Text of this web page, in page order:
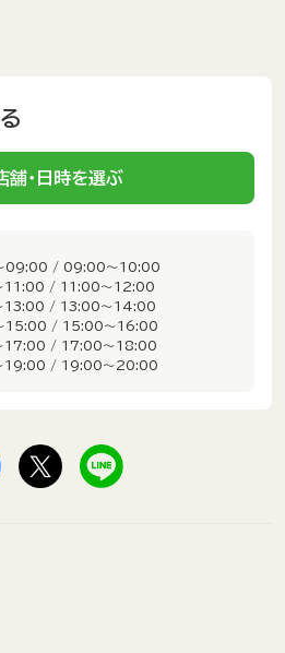
舗・日時を選ぶ
09:00 / 09:00～10:00
11:00 / 11:00～12:00
13:00 / 13:00～14:00
15:00 / 15:00～16:00
17:00 / 17:00～18:00
19:00 / 19:00～20:00